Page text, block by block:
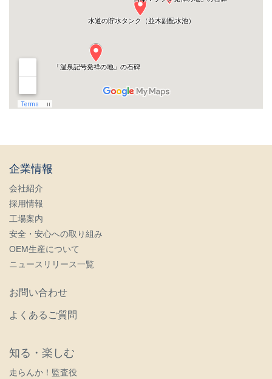
企業情報
会社紹介
採用情報
工場案内
安全・安心への取り組み
OEM生産について
ニュースリリース一覧
お問い合わせ
よくあるご質問
知る・楽しむ
走らんか！監査役